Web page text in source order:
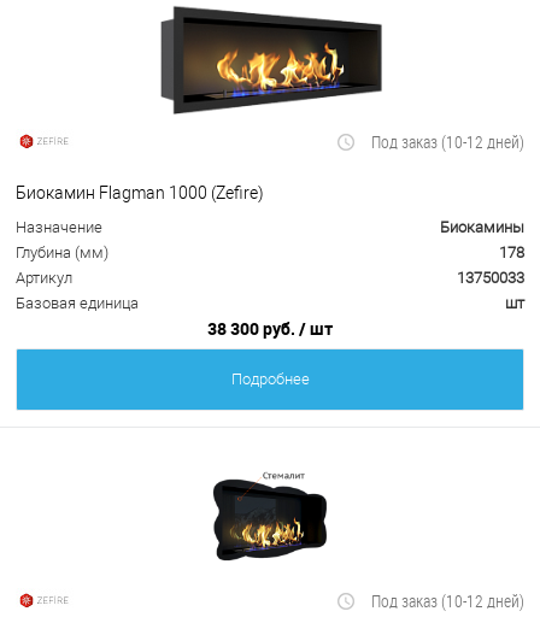
Под заказ (10-12 дней)
Биокамин Flagman 1000 (Zefire)
Назначение
Биокамины
Глубина (мм)
178
Артикул
13750033
Базовая единица
шт
38 300 руб. / шт
Подробнее
Под заказ (10-12 дней)